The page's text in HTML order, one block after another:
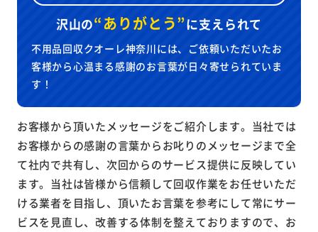
沢山の“ありがとう”に支えられて
不用品回収クオーレ神奈川には、ご依頼いただいたお
客様から心温まる感謝のお言葉が日々寄せられていま
す！
お客様から頂いたメッセージをご紹介します。当社では
お客様からの感謝の言葉からお叱りのメッセージまで全
て社内で共有し、次回からのサービス提供に反映してい
ます。当社は皆様から信頼して回収作業をお任せいただ
ける業者を目指し、頂いたお言葉を参考にして常にサー
ビスを見直し、改善する体制を整えておりますので、お